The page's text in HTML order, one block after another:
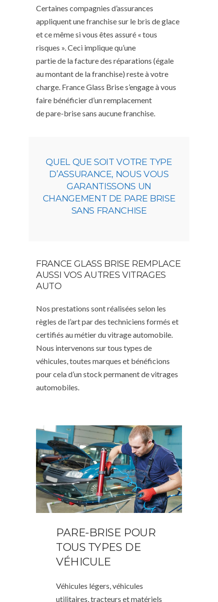
Certaines compagnies d’assurances
appliquent une franchise sur le bris de glace
et ce même si vous êtes assuré « tous
risques ». Ceci implique qu’une
partie de la facture des réparations (égale
au montant de la franchise) reste à votre
charge. France Glass Brise s’engage à vous
faire bénéficier d’un remplacement
de pare-brise sans aucune franchise.
QUEL QUE SOIT VOTRE TYPE
D’ASSURANCE, NOUS VOUS
GARANTISSONS UN
CHANGEMENT DE PARE BRISE
SANS FRANCHISE
FRANCE GLASS BRISE REMPLACE
AUSSI VOS AUTRES VITRAGES
AUTO
Nos prestations sont réalisées selon les
règles de l’art par des techniciens formés et
certifiés au métier du vitrage automobile.
Nous intervenons sur tous types de
véhicules, toutes marques et bénéficions
pour cela d’un stock permanent de vitrages
automobiles.
PARE-BRISE POUR
TOUS TYPES DE
VÉHICULE
Véhicules légers, véhicules
utilitaires, tracteurs et matériels